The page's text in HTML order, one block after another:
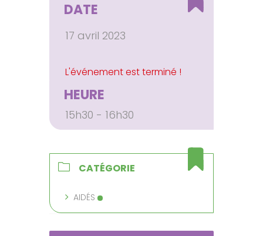
Faire Un DonDATE
17 avril 2023
HEURE
15h30 - 16h30
CATÉGORIE
AIDÉS